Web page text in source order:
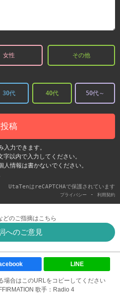
女性 その他
30代 40代 50代～
投稿
力できます。
以内で入力してください。
情報は書かないでください。
UtaTenはreCAPTCHAで保護されています
プライバシー - 利用契約
どのご指摘はこちら
へのご意見
LINE
場合はこのURLをコピーしてください
歌手：Radio 4